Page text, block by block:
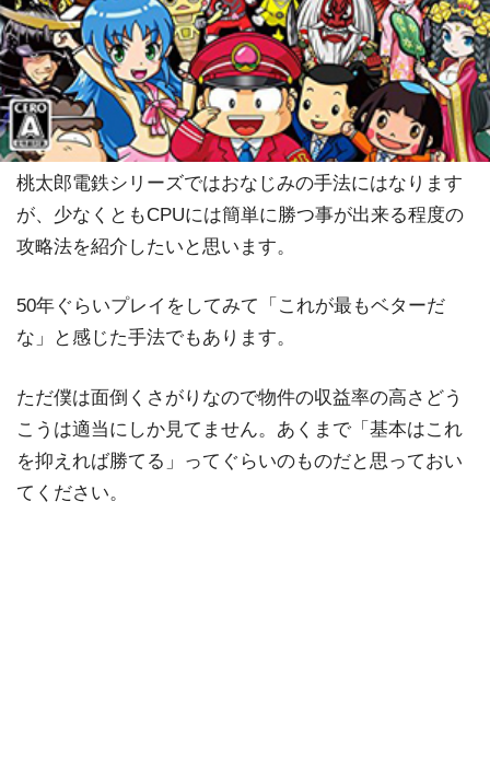
桃太郎電鉄シリーズではおなじみの手法にはなります
が、少なくともCPUには簡単に勝つ事が出来る程度の
攻略法を紹介したいと思います。
50年ぐらいプレイをしてみて「これが最もベターだ
な」と感じた手法でもあります。
ただ僕は面倒くさがりなので物件の収益率の高さどう
こうは適当にしか見てません。あくまで「基本はこれ
を抑えれば勝てる」ってぐらいのものだと思っておい
てください。